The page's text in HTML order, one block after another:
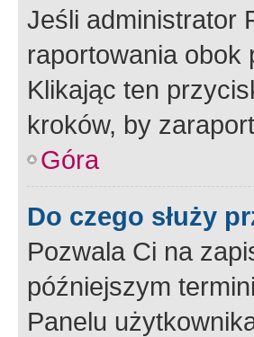
Jeśli administrator
raportowania obok
Klikając ten
kroków, by
Góra
Do czego służy
Pozwala Ci na
późniejszym
Panelu